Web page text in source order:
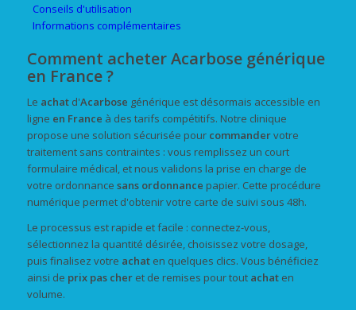
Conseils d'utilisation
Informations complémentaires
Comment acheter Acarbose générique
en France ?
Le achatd'Acarbose générique est désormais accessible en
ligne en France à des tarifs compétitifs. Notre clinique
propose une solution sécurisée pour commandervotre
traitement sans contraintes : vous remplissez un court
formulaire médical, et nous validons la prise en charge de
votre ordonnance sans ordonnance papier. Cette procédure
numérique permet d'obtenir votre carte de suivi sous 48h.
Le processus est rapide et facile : connectez-vous,
sélectionnez la quantité désirée, choisissez votre dosage,
puis finalisez votre achaten quelques clics. Vous bénéficiez
ainsi de prix pas cheret de remises pour tout achaten
volume.